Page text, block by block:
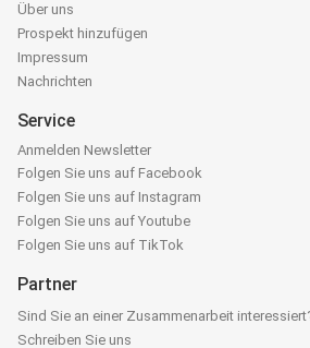
Über uns
Prospekt hinzufügen
Impressum
Nachrichten
Service
Anmelden Newsletter
Folgen Sie uns auf Facebook
Folgen Sie uns auf Instagram
Folgen Sie uns auf Youtube
Folgen Sie uns auf TikTok
Partner
Sind Sie an einer Zusammenarbeit
Schreiben Sie uns